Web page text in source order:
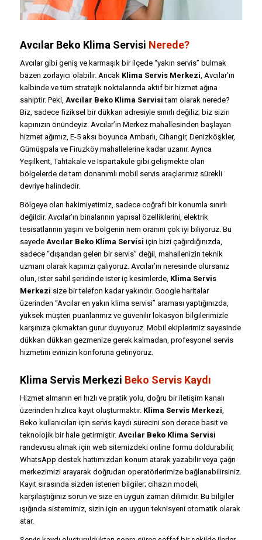
Avcılar Beko Klima Servisi Nerede?
Avcılar gibi geniş ve karmaşık bir ilçede “yakın servis” bulmak
bazen zorlayıcı olabilir. Ancak Klima Servis Merkezi , Avcılar’ın
kalbinde ve tüm stratejik noktalarında aktif bir hizmet ağına
sahiptir. Peki, Avcılar Beko Klima Servisi tam olarak nerede?
Biz, sadece fiziksel bir dükkan adresiyle sınırlı değiliz; biz sizin
kapınızın önündeyiz. Avcılar’ın Merkez mahallesinden başlayan
hizmet ağımız, E-5 aksı boyunca Ambarlı, Cihangir, Denizköşkler,
Gümüşpala ve Firuzköy mahallelerine kadar uzanır. Ayrıca
Yeşilkent, Tahtakale ve Ispartakule gibi gelişmekte olan
bölgelerde de tam donanımlı mobil servis araçlarımız sürekli
devriye halindedir.
Bölgeye olan hakimiyetimiz, sadece coğrafi bir konumla sınırlı
değildir. Avcılar’ın binalarının yapısal özelliklerini, elektrik
tesisatlarının yaşını ve bölgenin nem oranını çok iyi biliyoruz. Bu
sayede Avcılar Beko Klima Servisi için bizi çağırdığınızda,
sadece “dışarıdan gelen bir servis” değil, mahallenizin teknik
uzmanı olarak kapınızı çalıyoruz. Avcılar’ın neresinde olursanız
olun, ister sahil şeridinde ister iç kesimlerde, Klima Servis
Merkezi size bir telefon kadar yakındır. Google haritalar
üzerinden “Avcılar en yakın klima servisi” araması yaptığınızda,
yüksek müşteri puanlarımız ve güvenilir lokasyon bilgilerimizle
karşınıza çıkmaktan gurur duyuyoruz. Mobil ekiplerimiz sayesinde
dükkan dükkan gezmenize gerek kalmadan, profesyonel servis
hizmetini evinizin konforuna getiriyoruz.
Klima Servis Merkezi Beko Servis Kaydı
Hizmet almanın en hızlı ve pratik yolu, doğru bir iletişim kanalı
üzerinden hızlıca kayıt oluşturmaktır. Klima Servis Merkezi
Beko kullanıcıları için servis kaydı sürecini son derece basit ve
teknolojik bir hale getirmiştir. Avcılar Beko Klima Servisi
randevusu almak için web sitemizdeki online formu doldurabilir,
WhatsApp destek hattımızdan konum atarak yazabilir veya çağrı
merkezimizi arayarak doğrudan operatörlerimize bağlanabilirsiniz.
Kayıt sırasında sizden istenen bilgiler; cihazın modeli,
karşılaştığınız sorun ve size en uygun zaman dilimidir. Bu bilgiler
ışığında sistemimiz, sizin için en uygun teknisyeni otomatik olarak
atar.